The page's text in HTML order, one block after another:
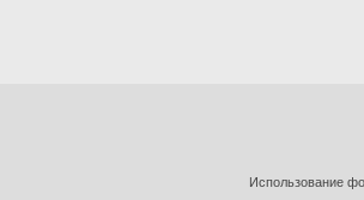
Использование